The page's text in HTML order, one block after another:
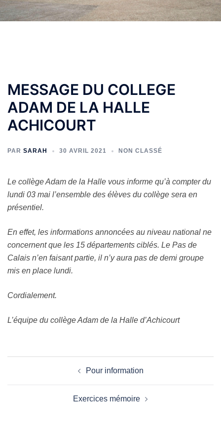
MESSAGE DU COLLEGE
ADAM DE LA HALLE
ACHICOURT
PAR SARAH 30 AVRIL 2021 NON CLASSÉ
Le collège Adam de la Halle vous informe qu’à compter du
lundi 03 mai l’ensemble des élèves du collège sera en
présentiel.
En effet, les informations annoncées au niveau national ne
concernent que les 15 départements ciblés. Le Pas de
Calais n’en faisant partie, il n’y aura pas de demi groupe
mis en place lundi.
Cordialement.
L’équipe du collège Adam de la Halle d’Achicourt
Pour information
Exercices mémoire